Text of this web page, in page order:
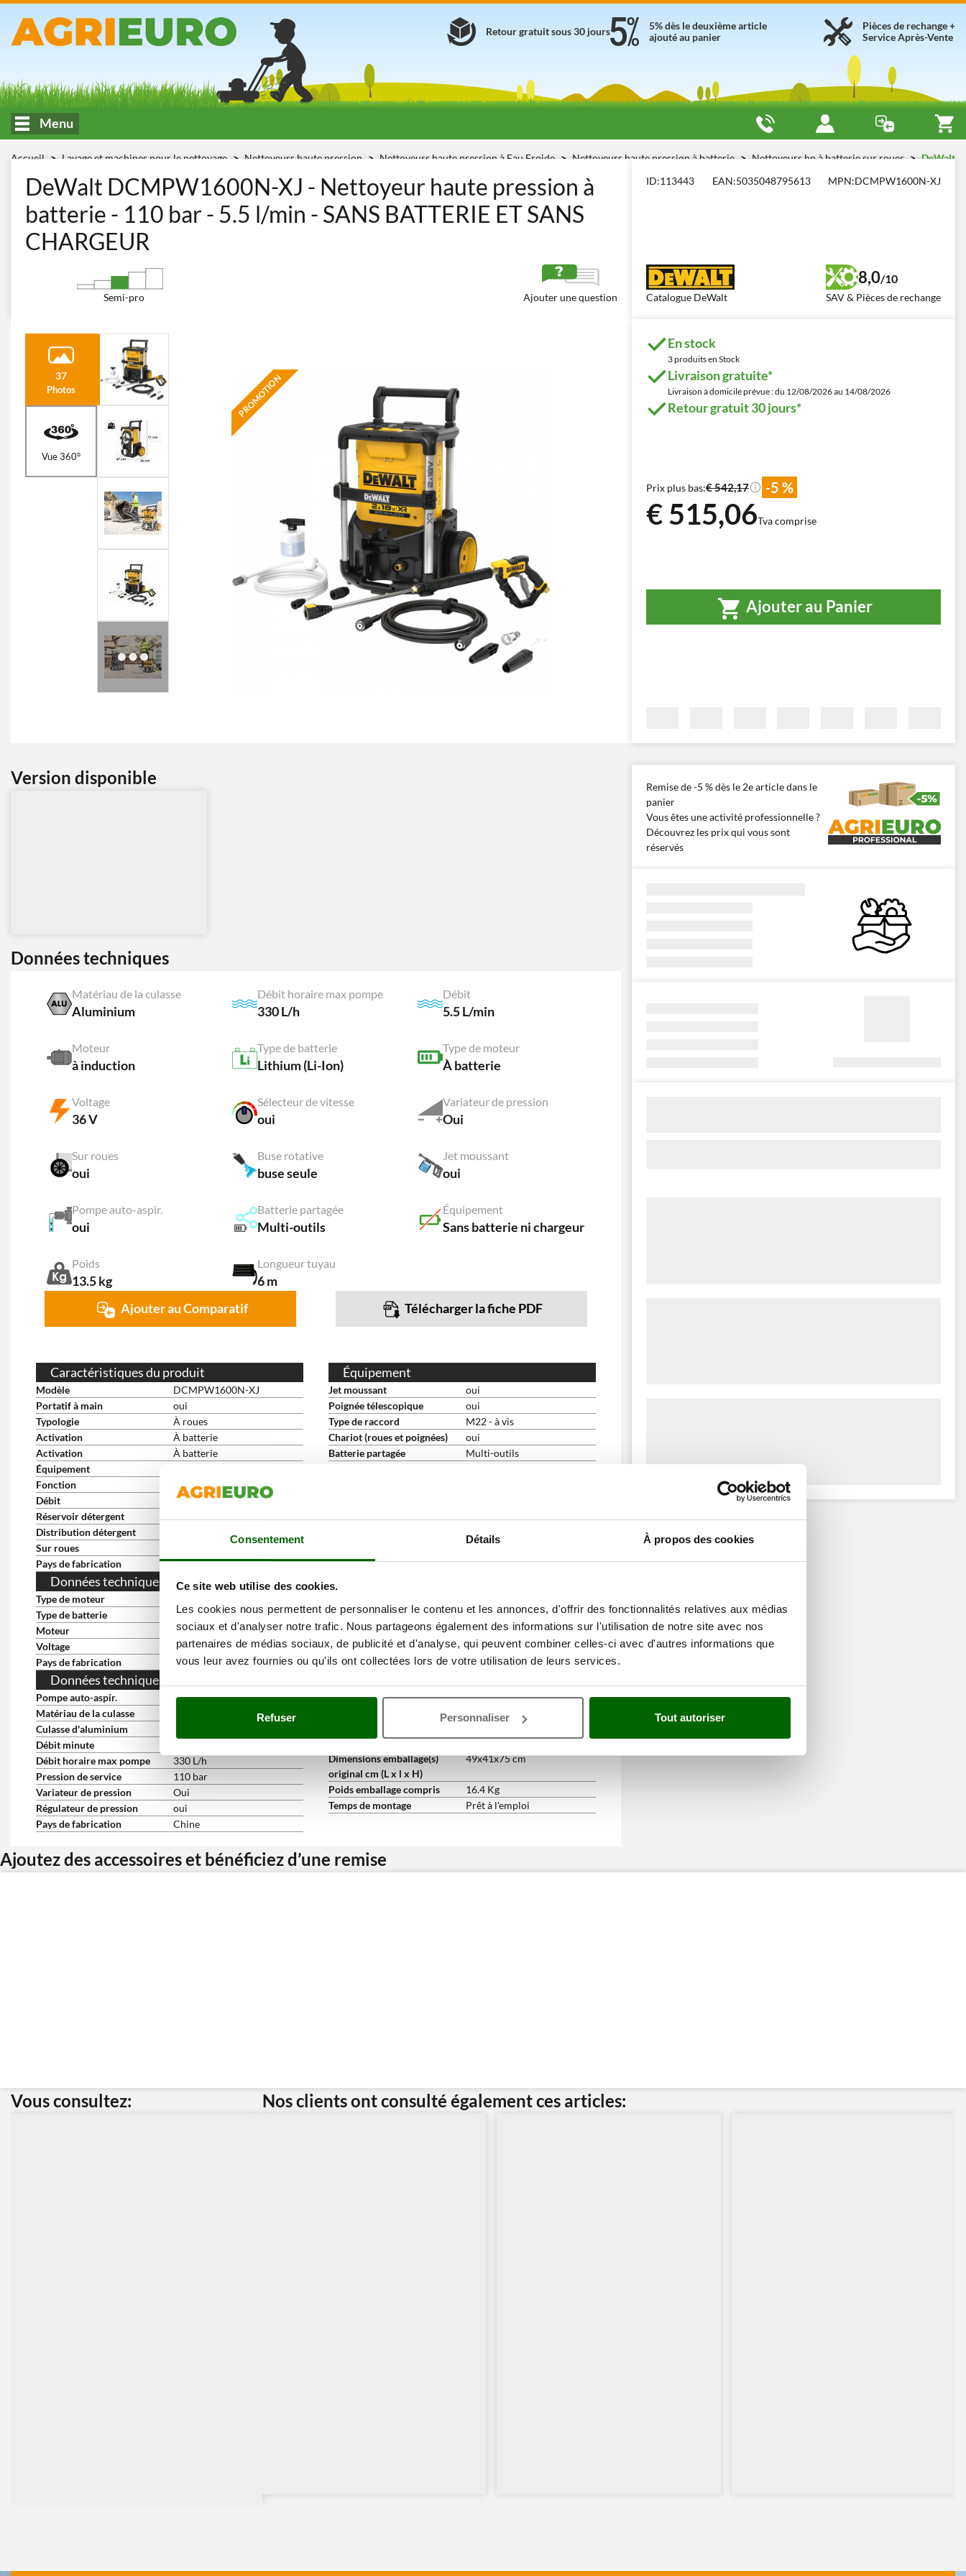
Consentement Détails À propos des cookies
Ce site web utilise des cookies.
Les cookies nous permettent de personnaliser le contenu et les annonces, d'offrir des fonctionnalités relatives aux médias
sociaux et d'analyser notre trafic. Nous partageons également des informations sur l'utilisation de notre site avec nos
partenaires de médias sociaux, de publicité et d'analyse, qui peuvent combiner celles-ci avec d'autres informations que
vous leur avez fournies ou qu'ils ont collectées lors de votre utilisation de leurs services.
Refuser Personnaliser Tout autoriser
Pièces de rechange +
Service Après-Vente
5% dès le deuxième article
ajouté au panier
Retour gratuit sous 30 jours
Menu
Accueil Lavage et machines pour le nettoyage Nettoyeurs haute pression Nettoyeurs haute pression à Eau Froide Nettoyeurs haute pression à batterie Nettoyeurs hp à batterie sur roues
DeWalt
DeWalt DCMPW1600N-XJ - Nettoyeur haute pression à
batterie - 110 bar - 5.5 l/min - SANS BATTERIE ET SANS
CHARGEUR
Semi-pro Ajouter une question
ID:113443 EAN:5035048795613 MPN:DCMPW1600N-XJ
Catalogue DeWalt
8,0/10
SAV & Pièces de rechange
37
Photos
Vue 360°
PROMOTION
En stock
3 produits en Stock
Livraison gratuite*
Livraison à domicile prévue : du 12/08/2026 au 14/08/2026
Retour gratuit 30 jours*
Prix plus bas:€ 542,17 -5 %
€ 515,06Tva comprise
Ajouter au Panier
Version disponible
Données techniques
Matériau de la culasse
Aluminium
Débit horaire max pompe
330 L/h
Débit
5.5 L/min
Moteur
à induction
Type de batterie
Lithium (Li-Ion)
Type de moteur
À batterie
Voltage
36 V
Sélecteur de vitesse
oui
Variateur de pression
Oui
Sur roues
oui
Buse rotative
buse seule
Jet moussant
oui
Pompe auto-aspir.
oui
Batterie partagée
Multi-outils
Équipement
Sans batterie ni chargeur
Poids
13.5 kg
Longueur tuyau
6 m
Ajouter au Comparatif Télécharger la fiche PDF
Caractéristiques du produit
Modèle
DCMPW1600N-XJ
Portatif à main
oui
Typologie
À roues
Activation
À batterie
Activation
À batterie
Équipement
Fonction
À eau froide
Débit
5.5 L/min
Réservoir détergent
Distribution détergent
Sur roues
Pays de fabrication
Chine
Données techniques du moteur
Type de moteur
Type de batterie
Lithium (Li-Ion)
Moteur
à induction
Voltage
36 V
Pays de fabrication
Chine
Données techniques de la pompe
Pompe auto-aspir.
oui
Matériau de la culasse
Culasse d'aluminium
Débit minute
Débit horaire max pompe
330 L/h
Pression de service
110 bar
Variateur de pression
Oui
Régulateur de pression
oui
Pays de fabrication
Chine
Équipement
Jet moussant
oui
Poignée télescopique
oui
Type de raccord
M22 - à vis
Chariot (roues et poignées)
oui
Batterie partagée
Multi-outils
Pistolet
oui
oui
Buse rotative
Tuyau haute pression pour
pistolet
6 m
Longueur tuyau
6 m
Manuel d'utilisation
Oui
Dimensions du produit cm (L
47x36x71 cm
Emballage
Carton d'origine
Dimensions emballage(s)
original cm (L x l x H)
49x41x75 cm
Poids emballage compris
16.4 Kg
Temps de montage
Prêt à l'emploi
Remise de -5 % dès le 2e article dans le
panier
Vous êtes une activité professionnelle ?
Découvrez les prix qui vous sont
réservés
Ajoutez des accessoires et bénéficiez d’une remise
Vous consultez: Nos clients ont consulté également ces articles: